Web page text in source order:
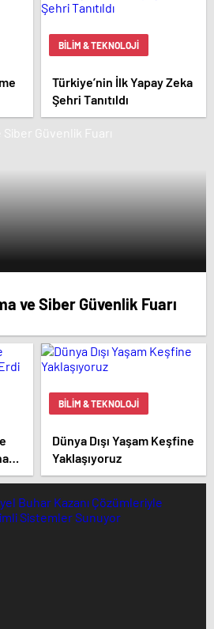
BILIM & TEKNOLOJI
Türkiye’nin İlk Yapay Zeka
Şehri Tanıtıldı
ve Siber Güvenlik Fuarı
BILIM & TEKNOLOJI
Dünya Dışı Yaşam Keşfine
Yaklaşıyoruz